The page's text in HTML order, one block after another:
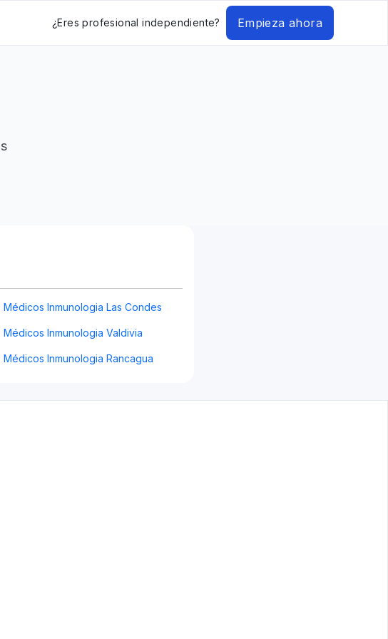
¿Eres profesional independiente? Empieza ahora
Médicos Inmunologia Las Condes
Médicos Inmunologia Valdivia
Médicos Inmunologia Rancagua